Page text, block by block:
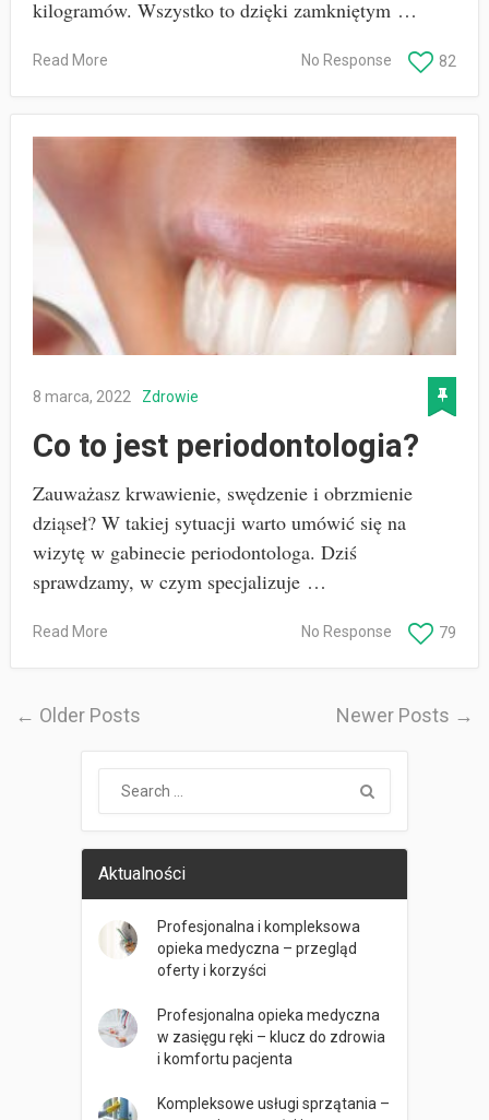
kilogramów. Wszystko to dzięki zamkniętym …
Read More 82
No Response
8 marca, 2022 Zdrowie
Co to jest periodontologia?
Zauważasz krwawienie, swędzenie i obrzmienie
dziąseł? W takiej sytuacji warto umówić się na
wizytę w gabinecie periodontologa. Dziś
sprawdzamy, w czym specjalizuje …
Read More 79
No Response
← Older Posts Newer Posts →
Aktualności
Profesjonalna i kompleksowa
opieka medyczna – przegląd
oferty i korzyści
Profesjonalna opieka medyczna
w zasięgu ręki – klucz do zdrowia
i komfortu pacjenta
Kompleksowe usługi sprzątania –